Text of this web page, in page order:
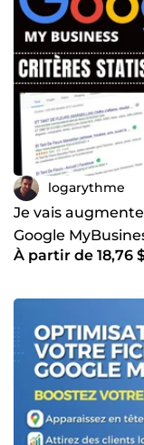
logarythme
Je vais
Google
À partir de 18,76